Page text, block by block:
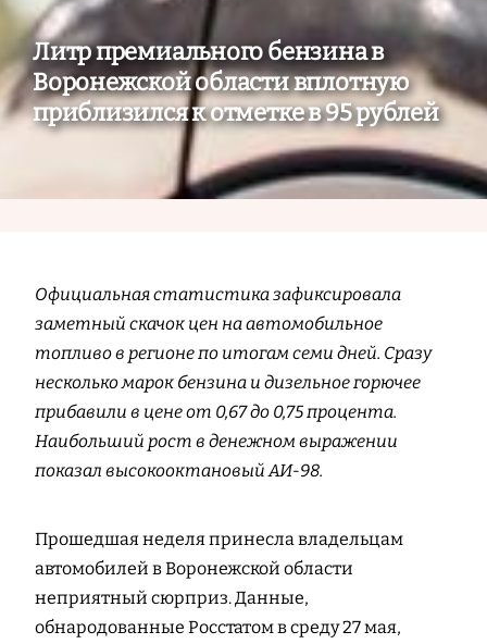
Литр премиального бензина в
Воронежской области вплотную
приблизился к отметке в 95 рублей
Официальная статистика зафиксировала
заметный скачок цен на автомобильное
топливо в регионе по итогам семи дней. Сразу
несколько марок бензина и дизельное горючее
прибавили в цене от 0,67 до 0,75 процента.
Наибольший рост в денежном выражении
показал высокооктановый АИ-98.
Прошедшая неделя принесла владельцам
автомобилей в Воронежской области
неприятный сюрприз. Данные,
обнародованные Росстатом в среду 27 мая,